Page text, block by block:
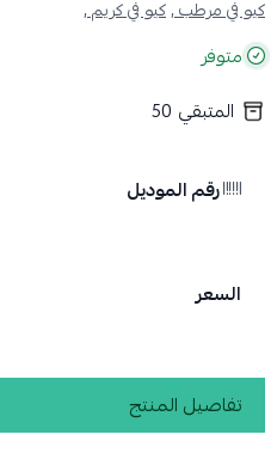
كيو في مرطب ,كيو في كريم ,
متوفر
المتبقي 50
رقم الموديل
السعر
تفاصيل المنتج